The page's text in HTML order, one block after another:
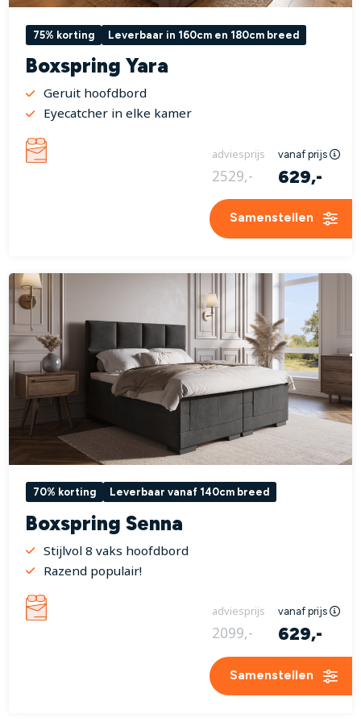
75% korting Leverbaar in 160cm en 180cm breed
Boxspring Yara
Geruit hoofdbord
Eyecatcher in elke kamer
adviesprijs vanaf prijs
2529,- 629,-
Samenstellen
70% korting Leverbaar vanaf 140cm breed
Boxspring Senna
Stijlvol 8 vaks hoofdbord
Razend populair!
adviesprijs vanaf prijs
2099,- 629,-
Samenstellen